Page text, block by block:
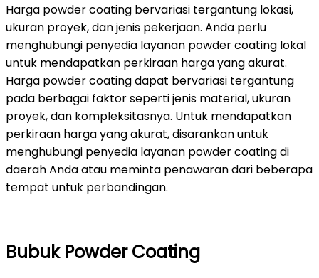
Harga powder coating bervariasi tergantung lokasi,
ukuran proyek, dan jenis pekerjaan. Anda perlu
menghubungi penyedia layanan powder coating lokal
untuk mendapatkan perkiraan harga yang akurat.
Harga powder coating dapat bervariasi tergantung
pada berbagai faktor seperti jenis material, ukuran
proyek, dan kompleksitasnya. Untuk mendapatkan
perkiraan harga yang akurat, disarankan untuk
menghubungi penyedia layanan powder coating di
daerah Anda atau meminta penawaran dari beberapa
tempat untuk perbandingan.
Bubuk Powder Coating